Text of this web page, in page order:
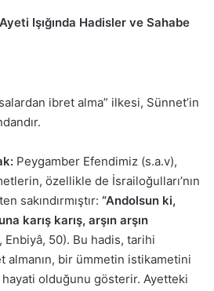
Işığında Hadisler ve Sahabe
ibret alma” ilkesi, Sünnet’in
Peygamber Efendimiz (s.a.v),
özellikle de İsrailoğulları’nın
sakındırmıştır: “Andolsun ki,
karış karış, arşın arşın
Enbiyâ, 50). Bu hadis, tarihi
almanın, bir ümmetin istikametini
hayati olduğunu gösterir. Ayetteki